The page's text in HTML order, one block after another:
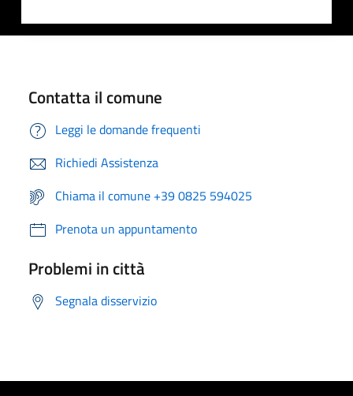
Contatta il comune
Leggi le domande frequenti
Richiedi Assistenza
Chiama il comune +39 0825 594025
Prenota un appuntamento
Problemi in città
Segnala disservizio